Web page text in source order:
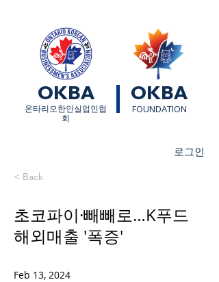
OKBA OKBA
​온타리오한인실업인협
회
FOUNDATION
로그인
< Back
초코파이·빼빼로…K푸드
해외매출 '폭증'
Feb 13, 2024